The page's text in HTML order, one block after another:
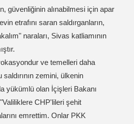
güvenliğinin alınabilmesi için apar
etrafını saran saldırganların,
naraları, Sivas katliamının
ve temelleri daha
saldırının zemini, ülkenin
yükümlü olan İçişleri Bakanı
CHP'lileri şehit
emrettim. Onlar PKK